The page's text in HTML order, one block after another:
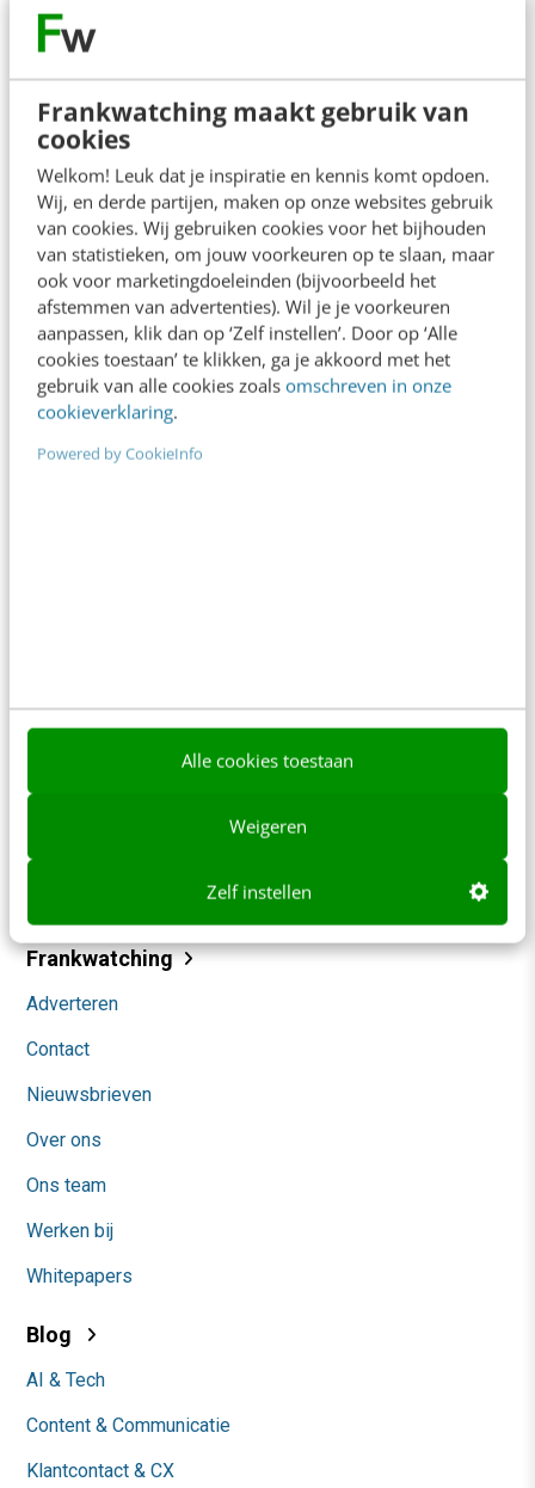
Frankwatching maakt gebruik van
cookies
Welkom! Leuk dat je inspiratie en kennis komt opdoen.
Wij, en derde partijen, maken op onze websites gebruik
van cookies. Wij gebruiken cookies voor het bijhouden
van statistieken, om jouw voorkeuren op te slaan, maar
ook voor marketingdoeleinden (bijvoorbeeld het
afstemmen van advertenties). Wil je je voorkeuren
aanpassen, klik dan op ‘Zelf instellen’. Door op ‘Alle
cookies toestaan’ te klikken, ga je akkoord met het
gebruik van alle cookies zoals omschreven in onze
cookieverklaring.
Powered by CookieInfo
Alle cookies toestaan
Weigeren
Zelf instellen
ONLINE MASTERCLASS
De nieuwe SEO- & GEO-
spelregels
In 2,5 uur van Google-first naar AI-first: zo wordt je
content beter gevonden. Schrijf je in en bekijk
Contact Redactie
redactie@frankwatching.com
Frankwatching
Adverteren
Contact
Nieuwsbrieven
Over ons
Ons team
Werken bij
Whitepapers
Blog
AI & Tech
Content & Communicatie
Klantcontact & CX